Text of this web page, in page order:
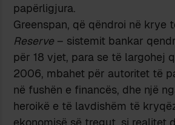
papërligjura.
Greenspan, që qëndroi në krye
Reserve – sistemit bankar
për 18 vjet, para se të largohej
2006, mbahet për autoritet të
në fushën e financës, dhe një
heroikë e të lavdishëm të